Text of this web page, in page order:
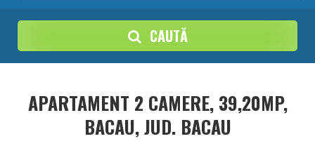
CAUTĂ
APARTAMENT 2 CAMERE, 39,20MP,
BACAU, JUD. BACAU